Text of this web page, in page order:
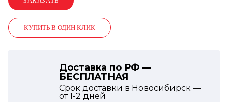
КУПИТЬ В ОДИН КЛИК
Доставка по РФ —
БЕСПЛАТНАЯ
Срок доставки в Новосибирск —
от1-2 дней